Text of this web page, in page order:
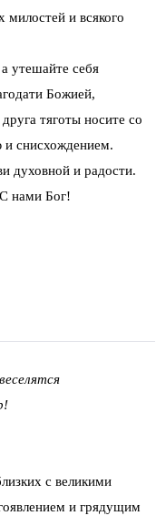
милостей и всякого
утешайте себя
Божией,
тяготы носите со
снисхождением.
духовной и радости.
нами Бог!
с великими
и грядущим